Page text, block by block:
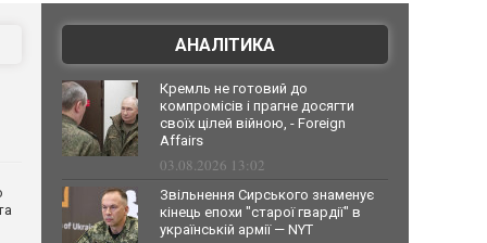
АНАЛІТИКА
Кремль не готовий до
компромісів і прагне досягти
своїх цілей війною, - Foreign
Affairs
03.08.2026 13:02
Звільнення Сирського знаменує
кінець епохи "старої гвардії" в
українській армії — NYT